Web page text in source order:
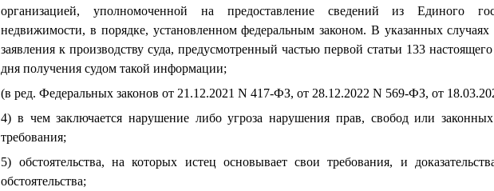
организацией, уполномоченной на предоставление сведений из Единого
недвижимости, в порядке, установленном федеральным законом. В указанных случаях
заявления к производству суда, предусмотренный частью первой статьи 133
дня получения судом такой информации;
(в ред. Федеральных законов от 21.12.2021 N 417-ФЗ, от 28.12.2022 N 569-ФЗ, от
4) в чем заключается нарушение либо угроза нарушения прав, свобод или
требования;
5) обстоятельства, на которых истец основывает свои требования, и
обстоятельства;